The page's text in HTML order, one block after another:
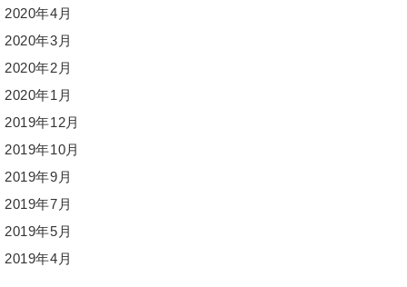
2020年4月
2020年3月
2020年2月
2020年1月
2019年12月
2019年10月
2019年9月
2019年7月
2019年5月
2019年4月